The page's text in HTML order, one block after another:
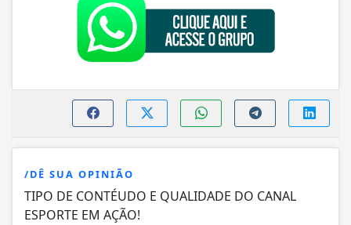
/DÊ SUA OPINIÃO
TIPO DE CONTÉUDO E QUALIDADE DO CANAL
ESPORTE EM AÇÃO!